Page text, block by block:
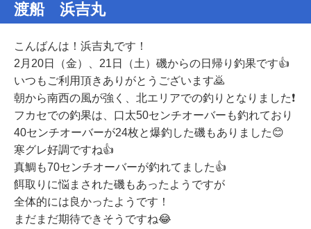
渡船 浜吉丸
こんばんは！浜吉丸です！
2月20日（金）、21日（土）磯からの日帰り釣果です👍
いつもご利用頂きありがとうございます🙇
朝から南西の風が強く、北エリアでの釣りとなりました❗️
フカセでの釣果は、口太50センチオーバーも釣れており
40センチオーバーが24枚と爆釣した磯もありました😊
寒グレ好調ですね👍
真鯛も70センチオーバーが釣れてました👍
餌取りに悩まされた磯もあったようですが
全体的には良かったようです！
まだまだ期待できそうですね😂